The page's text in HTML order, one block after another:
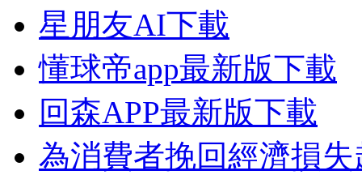
星朋友AI下載
懂球帝app最新版下載
回森APP最新版下載
為消費者挽回經濟損